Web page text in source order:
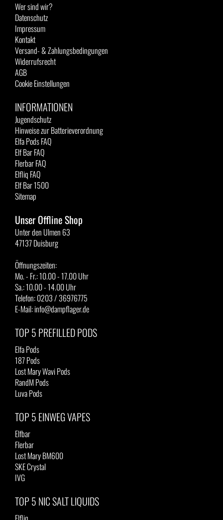
Wer sind wir?
Datenschutz
Impressum
Kontakt
Versand- & Zahlungsbedingungen
Widerrufsrecht
AGB
Cookie Einstellungen
INFORMATIONEN
Jugendschutz
Hinweise zur Batterieverordnung
Elfa Pods FAQ
Elf Bar FAQ
Flerbar FAQ
Elfliq FAQ
Elf Bar 1500
Sitemap
Unser Offline Shop
Unter den Ulmen 63
47137 Duisburg
Öffnungszeiten:
Mo. - Fr.: 10.00 - 17.00 Uhr
Sa.: 10.00 - 14.00 Uhr
Telefon: 0203 / 36976775
E-Mail: info@dampflager.de
TOP 5 PREFILLED PODS
Elfa Pods
187 Pods
Lost Mary Wavi Pods
RandM Pods
Luva Pods
TOP 5 EINWEG VAPES
Elfbar
Flerbar
Lost Mary BM600
SKE Crystal
IVG
TOP 5 NIC SALT LIQUIDS